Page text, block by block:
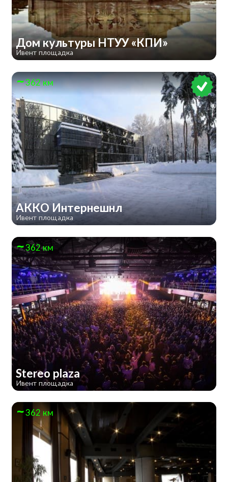
Дом культуры НТУУ «КПИ»
Ивент площадка
362 км
АККО Интернешнл
Ивент площадка
362 км
Stereo plaza
Ивент площадка
362 км